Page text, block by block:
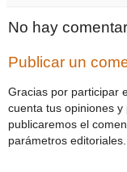
No hay
Publicar un
Gracias por participar
cuenta tus opiniones y
publicaremos el
parámetros